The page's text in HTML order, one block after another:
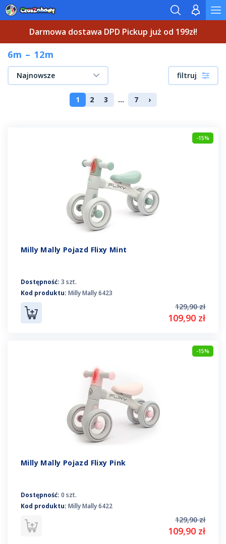
Darmowa dostawa DPD Pickup już od 199zł!
6m – 12m
Najnowsze filtruj
1 2 3 ... 7 ›
-15%
Milly Mally Pojazd Flixy Mint
Dostępność: 3 szt.
Kod produktu: Milly Mally 6423
129,90 zł
109,90 zł
-15%
Milly Mally Pojazd Flixy Pink
Dostępność: 0 szt.
Kod produktu: Milly Mally 6422
129,90 zł
109,90 zł